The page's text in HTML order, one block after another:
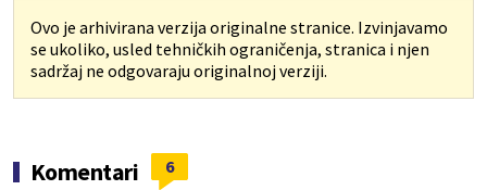
Ovo je arhivirana verzija originalne stranice. Izvinjavamo
se ukoliko, usled tehničkih ograničenja, stranica i njen
sadržaj ne odgovaraju originalnoj verziji.
Komentari 6